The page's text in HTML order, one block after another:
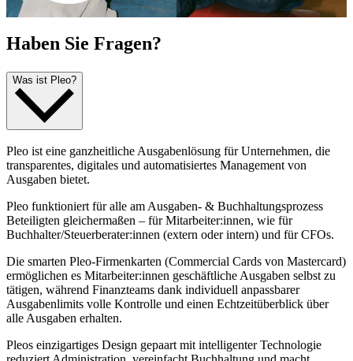
Haben Sie Fragen?
Was ist Pleo?
Pleo ist eine ganzheitliche Ausgabenlösung für Unternehmen, die
transparentes, digitales und automatisiertes Management von
Ausgaben bietet.
Pleo funktioniert für alle am Ausgaben- & Buchhaltungsprozess
Beteiligten gleichermaßen – für Mitarbeiter:innen, wie für
Buchhalter/Steuerberater:innen (extern oder intern) und für CFOs.
Die smarten Pleo-Firmenkarten (Commercial Cards von Mastercard)
ermöglichen es Mitarbeiter:innen geschäftliche Ausgaben selbst zu
tätigen, während Finanzteams dank individuell anpassbarer
Ausgabenlimits volle Kontrolle und einen Echtzeitüberblick über
alle Ausgaben erhalten.
Pleos einzigartiges Design gepaart mit intelligenter Technologie